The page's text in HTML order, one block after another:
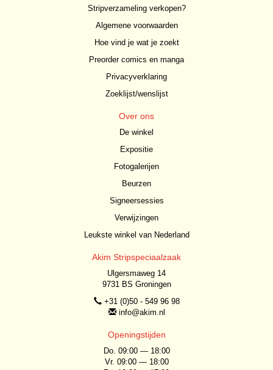
Stripverzameling verkopen?
Algemene voorwaarden
Hoe vind je wat je zoekt
Preorder comics en manga
Privacyverklaring
Zoeklijst/wenslijst
Over ons
De winkel
Expositie
Fotogalerijen
Beurzen
Signeersessies
Verwijzingen
Leukste winkel van Nederland
Akim Stripspeciaalzaak
Ulgersmaweg 14
9731 BS Groningen
+31 (0)50 - 549 96 98
info@akim.nl
Openingstijden
Do. 09:00 — 18:00
Vr. 09:00 — 18:00